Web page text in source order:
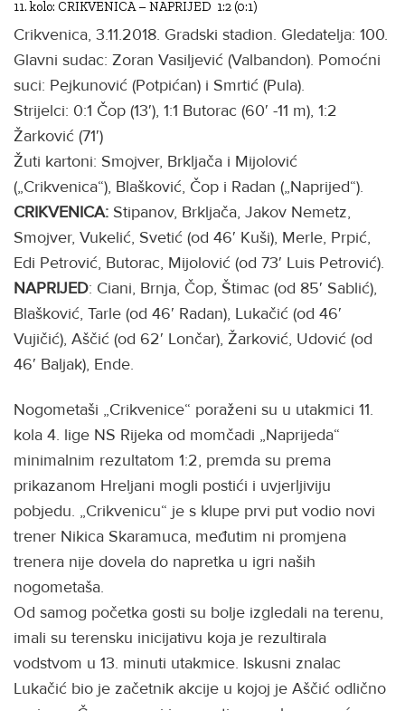
11. kolo: CRIKVENICA – NAPRIJED 1:2 (0:1)
Crikvenica, 3.11.2018. Gradski stadion. Gledatelja: 100.
Glavni sudac: Zoran Vasiljević (Valbandon). Pomoćni
suci: Pejkunović (Potpićan) i Smrtić (Pula).
Strijelci: 0:1 Čop (13′), 1:1 Butorac (60′ -11 m), 1:2
Žarković (71′)
Žuti kartoni: Smojver, Brkljača i Mijolović
(„Crikvenica“), Blašković, Čop i Radan („Naprijed“).
CRIKVENICA: Stipanov, Brkljača, Jakov Nemetz,
Smojver, Vukelić, Svetić (od 46′ Kuši), Merle, Prpić,
Edi Petrović, Butorac, Mijolović (od 73′ Luis Petrović).
NAPRIJED: Ciani, Brnja, Čop, Štimac (od 85′ Sablić),
Blašković, Tarle (od 46′ Radan), Lukačić (od 46′
Vujičić), Aščić (od 62′ Lončar), Žarković, Udović (od
46′ Baljak), Ende.
Nogometaši „Crikvenice“ poraženi su u utakmici 11.
kola 4. lige NS Rijeka od momčadi „Naprijeda“
minimalnim rezultatom 1:2, premda su prema
prikazanom Hreljani mogli postići i uvjerljiviju
pobjedu. „Crikvenicu“ je s klupe prvi put vodio novi
trener Nikica Skaramuca, međutim ni promjena
trenera nije dovela do napretka u igri naših
nogometaša.
Od samog početka gosti su bolje izgledali na terenu,
imali su terensku inicijativu koja je rezultirala
vodstvom u 13. minuti utakmice. Iskusni znalac
Lukačić bio je začetnik akcije u kojoj je Aščić odlično